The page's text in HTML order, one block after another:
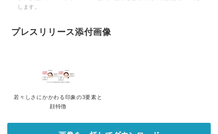
します。
プレスリリース添付画像
若々しさにかかわる印象の3要素と
顔特徴